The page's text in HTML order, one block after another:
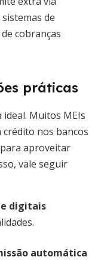
de
cobranças
práticas
Muitos MEIs
nos bancos
aproveitar
vale seguir
e digitais
automática